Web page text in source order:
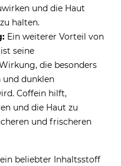
und die Haut
halten.
Ein weiterer Vorteil von
seine
die besonders
und dunklen
Coffein hilft,
und die Haut zu
und frischeren
beliebter Inhaltsstoff